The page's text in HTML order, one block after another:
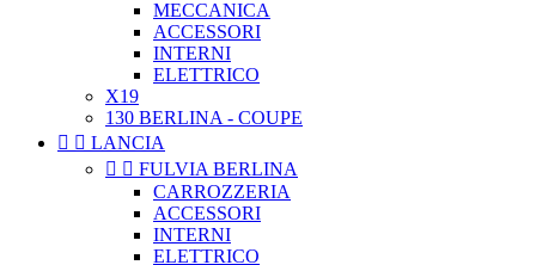
MECCANICA
ACCESSORI
INTERNI
ELETTRICO
X19
130 BERLINA - COUPE
  LANCIA
  FULVIA BERLINA
CARROZZERIA
ACCESSORI
INTERNI
ELETTRICO